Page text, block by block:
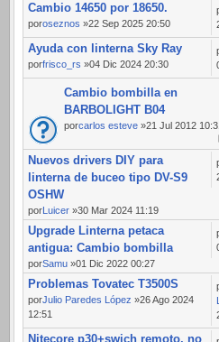
Cambio 14650 por 18650.
poroseznos »22 Sep 2025 20:50
Ayuda con linterna Sky Ray
porfrisco_rs »04 Dic 2024 20:30
Cambio bombilla en
BARBOLIGHT B04
porcarlos esteve »21 Jul 2012
Nuevos drivers DIY para
linterna de buceo tipo DV-S9
OSHW
por Luicer »30 Mar 2024 11:19
Upgrade Linterna petaca
antigua: Cambio bombilla
porSamu »01 Dic 2022 00:27
Problemas Tovatec T3500S
porJulio Paredes López »26 Ago 2024
12:51
Nitecore p30+swich remoto, no